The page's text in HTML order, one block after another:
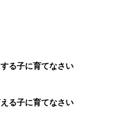
る子に育てなさい
る子に育てなさい